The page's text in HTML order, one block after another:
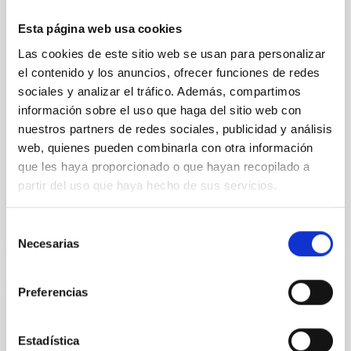
Esta página web usa cookies
Las cookies de este sitio web se usan para personalizar
el contenido y los anuncios, ofrecer funciones de redes
sociales y analizar el tráfico. Además, compartimos
información sobre el uso que haga del sitio web con
nuestros partners de redes sociales, publicidad y análisis
web, quienes pueden combinarla con otra información
que les haya proporcionado o que hayan recopilado a
partir del uso que haya hecho de sus servicios.
Necesarias
Preferencias
Estadística
dedicated to the Big Science Industry, on 3 and 4
December. The team is presenting the centre’s
scientific and technological advances and
strengthening strategic links with companies,
technology centres and international scientific
infrastructures. The IAC strengthens its presence at
Spain’s largest Big Science Industry forum The Big
Science Industry Forum Spain 2025, organised by
CDTI
Advertised on 12/04/2025 - 12:48:01
The IAC is hosting the meeting of the ESA